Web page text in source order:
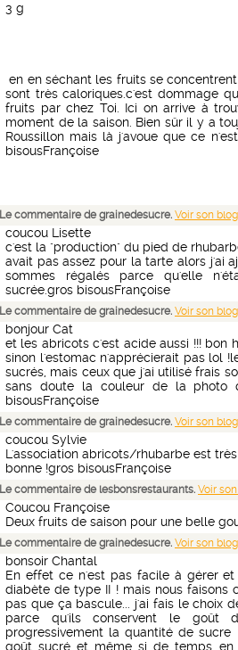
3 g
en en séchant les fruits se
sont très caloriques.c'est dommage
fruits par chez Toi. Ici on arrive à
moment de la saison. Bien sûr il y a
Roussillon mais là j'avoue que ce
bisousFrançoise
Le commentaire de grainedesucre. Voir son blog
coucou Lisette
c'est la "production" du pied de
avait pas assez pour la tarte alors j'ai
sommes régalés parce qu'elle
sucrée.gros bisousFrançoise
Le commentaire de grainedesucre. Voir son blog
bonjour Cat
et les abricots c'est acide aussi !!! bon
sinon l'estomac n'apprécierait pas lol
sucrés, mais ceux que j'ai utilisé frais
sans doute la couleur de la photo
bisousFrançoise
Le commentaire de grainedesucre. Voir son blog
coucou Sylvie
L'association abricots/rhubarbe est
bonne !gros bisousFrançoise
Le commentaire de lesbonsrestaurants. Voir
Coucou Françoise
Deux fruits de saison pour une belle
Le commentaire de grainedesucre. Voir son blog
bonsoir Chantal
En effet ce n'est pas facile à gérer et
diabète de type II ! mais nous faisons
pas que ça bascule... j'ai fais le choix
parce qu'ils conservent le goût
progressivement la quantité de
goût sucré et même si de temps